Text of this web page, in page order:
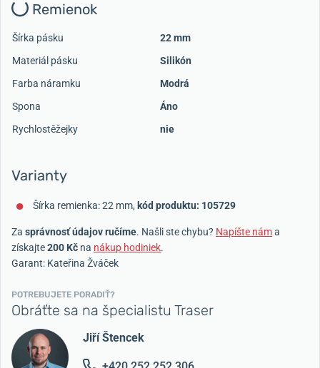
Remienok
Šírka pásku
22 mm
Materiál pásku
Silikón
Farba náramku
Modrá
Spona
Áno
Rychlostěžejky
nie
Varianty
Šírka remienka: 22 mm, kód produktu: 105729
Za správnosť údajov ručíme. Našli ste chybu? Napíšte náma
získajte200 Kč na nákup hodiniek.
Garant: Kateřina Žváček
POTREBUJETE PORADIŤ?
Obráťte sa na špecialistu Traser
Jiří Štencek